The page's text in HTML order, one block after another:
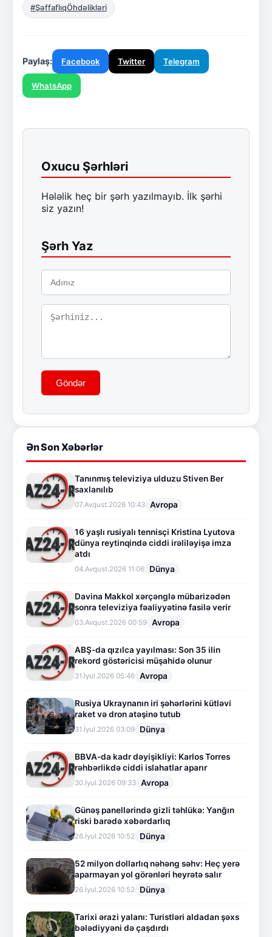
#ŞəffaflıqÖhdəlikləri
Paylaş: Facebook Twitter Telegram
WhatsApp
Oxucu Şərhləri
Hələlik heç bir şərh yazılmayıb. İlk şərhi
siz yazın!
Şərh Yaz
Göndər
Ən Son Xəbərlər
Tanınmış televiziya ulduzu Stiven Ber
saxlanılıb
07.Avqust.2026 10:43 Avropa
16 yaşlı rusiyalı tennisçi Kristina Lyutova
dünya reytinqində ciddi irəliləyişə imza
atdı
04.Avqust.2026 11:06 Dünya
Davina Makkol xərçənglə mübarizədən
sonra televiziya fəaliyyətinə fasilə verir
03.Avqust.2026 00:59 Avropa
ABŞ-da qızılca yayılması: Son 35 ilin
rekord göstəricisi müşahidə olunur
31.İyul.2026 05:46 Avropa
Rusiya Ukraynanın iri şəhərlərini kütləvi
raket və dron atəşinə tutub
31.İyul.2026 03:09 Dünya
BBVA-da kadr dəyişikliyi: Karlos Torres
rəhbərlikdə ciddi islahatlar aparır
30.İyul.2026 09:33 Avropa
Günəş panellərində gizli təhlükə: Yanğın
riski barədə xəbərdarlıq
26.İyul.2026 10:52 Dünya
52 milyon dollarlıq nəhəng səhv: Heç yerə
aparmayan yol görənləri heyrətə salır
26.İyul.2026 10:52 Dünya
Tarixi ərazi yalanı: Turistləri aldadan şəxs
bələdiyyəni də çaşdırdı